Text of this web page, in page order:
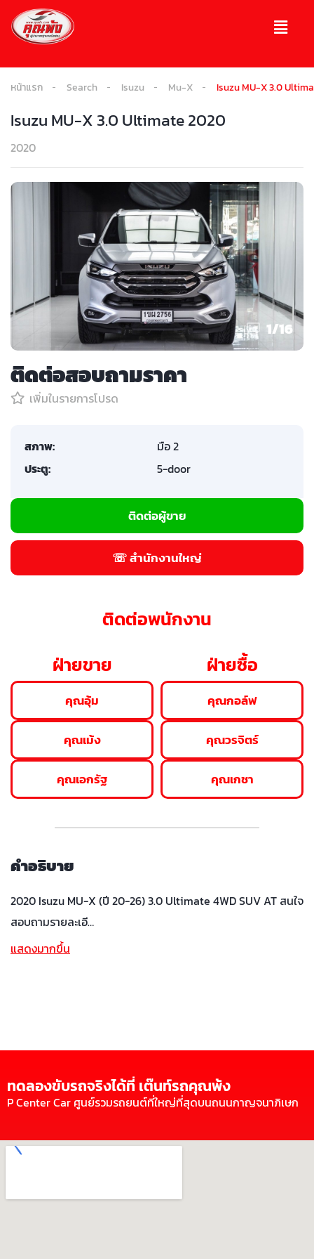
หน้าแรก Search Isuzu Mu-X Isuzu MU-X 3.0
Isuzu MU-X 3.0 Ultimate 2020
2020
1/16
ติดต่อสอบถามราคา
เพิ่มในรายการโปรด
สภาพ:
มือ 2
ประตู:
5-door
ติดต่อผู้ขาย
☏ สำนักงานใหญ่
ติดต่อพนักงาน
ฝ่ายขาย
คุณอุ้ม
คุณเม้ง
คุณเอกรัฐ
ฝ่ายซื้อ
คุณกอล์ฟ
คุณวรจิตร์
คุณเกชา
คำอธิบาย
2020 Isuzu MU-X (ปี 20-26) 3.0 Ultimate 4WD SUV AT สนใจ
สอบถามรายละเอี…
แสดงมากขึ้น
ทดลองขับรถจริงได้ที่ เต๊นท์รถคุณพ้ง
P Center Car ศูนย์รวมรถยนต์ที่ใหญ่ที่สุดบนถนนกาญจนาภิเษก